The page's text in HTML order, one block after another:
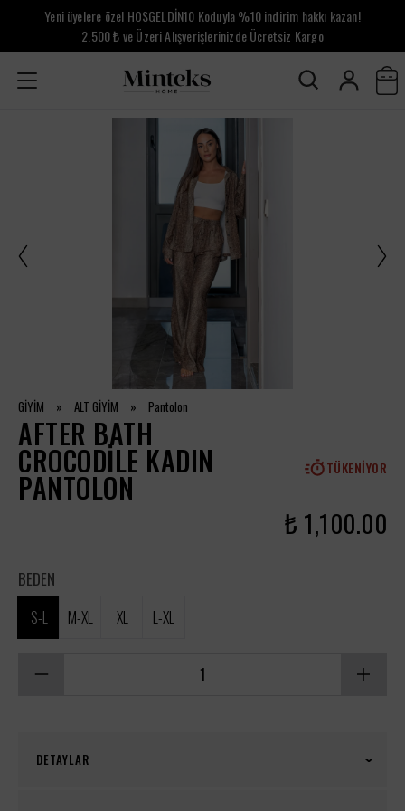
Yeni üyelere özel HOSGELDİN10 Koduyla %10 indirim hakkı kazan!
2.500 ₺ ve Üzeri Alışverişlerinizde Ücretsiz Kargo
GİYİM » ALT GİYİM » Pantolon
AFTER BATH
CROCODILE KADIN
PANTOLON TÜKENIYOR
₺ 1,100.00
BEDEN
S-L M-XL XL L-XL
DETAYLAR